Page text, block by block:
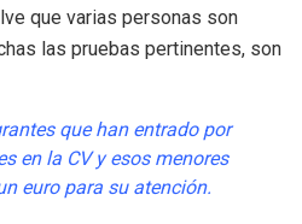
que varias personas son
las pruebas pertinentes, son
que han entrado por
en la CV y esos menores
euro para su atención.